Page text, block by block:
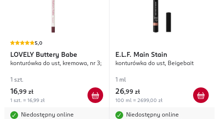
5,0
LOVELY Buttery Babe
konturówka do ust, kremowa, nr 3;
1 szt.
16,99 zł
1 szt. = 16,99 zł
Niedostępny online
E.L.F. Main Stain
konturówka do ust, Beigebait
1 ml
26,99 zł
100 ml = 2699,00 zł
Niedostępny online